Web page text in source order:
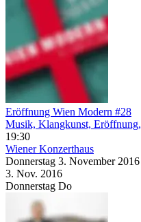
Eröffnung Wien Modern #28
Musik, Klangkunst,
19:30
Wiener Konzerthaus
Donnerstag 3. November 2016
3. Nov. 2016
Donnerstag Do